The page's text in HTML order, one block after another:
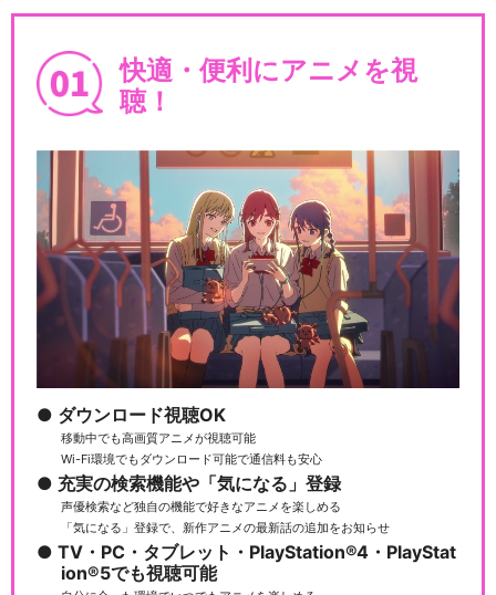
舞台『弱虫ペダル』インター
ハイ篇 The Fi…
舞台『弱虫ペダル』インター
舞台『弱虫ペダル』箱根学園
篇～野獣覚醒～
快適・便利にアニメを視
聴！
ダウンロード視聴OK
移動中でも高画質アニメが視聴可能
Wi-Fi環境でもダウンロード可能で通信料も安心
充実の検索機能や「気になる」登録
声優検索など独自の機能で好きなアニメを楽しめる
「気になる」登録で、新作アニメの最新話の追加をお知らせ
TV・PC・タブレット・PlayStation®4・PlayStat
ion®5でも視聴可能